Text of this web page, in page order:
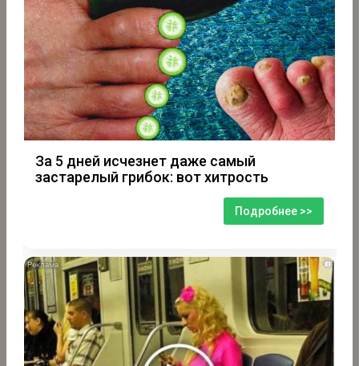
За 5 дней исчезнет даже самый
застарелый грибок: вот хитрость
Подробнее >>
i